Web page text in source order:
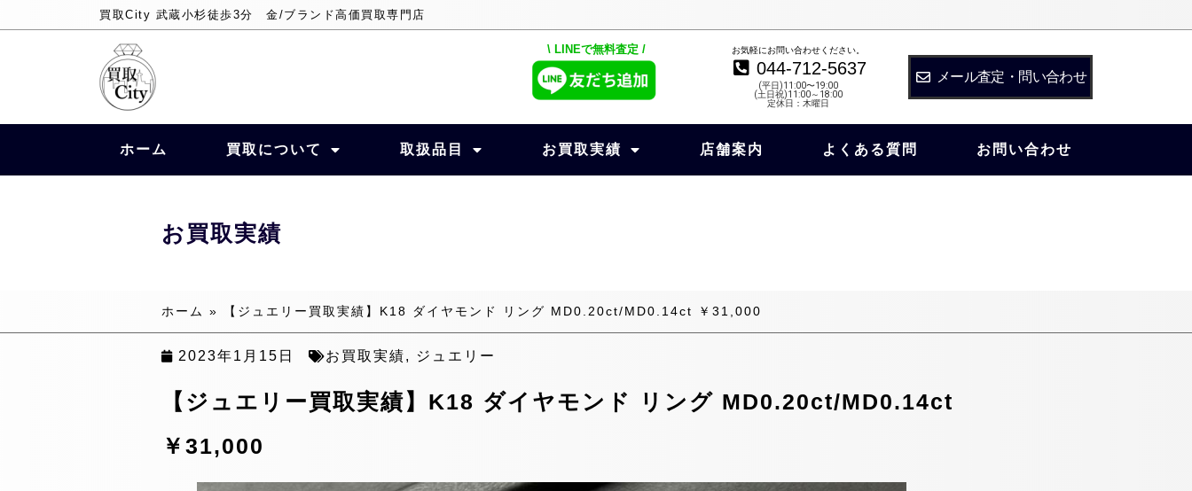
買取City 武蔵小杉徒歩3分 金/ブランド高価買取専門店
\ LINEで無料査定 / お気軽にお問い合わせください。
044-712-5637
(平日)11:00〜19:00
(土日祝)11:00～18:00
定休日：木曜日
メール査定・問い合わせ
ホーム 買取について 取扱品目 お買取実績 店舗案内 よくある質問 お問い合わせ
お買取実績
ホーム » 【ジュエリー買取実績】K18 ダイヤモンド リング MD0.20ct/MD0.14ct ￥31,000
2023年1月15日 お買取実績, ジュエリー
【ジュエリー買取実績】K18 ダイヤモンド リング MD0.20ct/MD0.14ct
￥31,000